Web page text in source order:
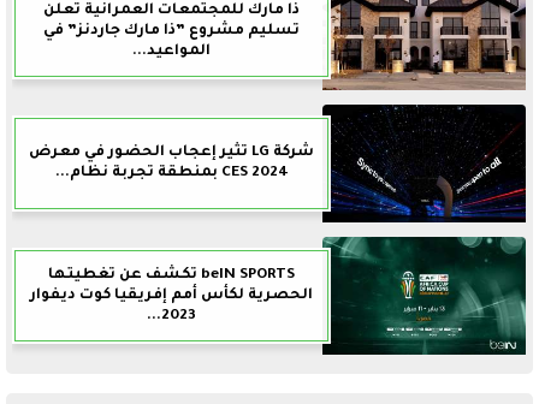
ذا مارك للمجتمعات العمرانية تعلن
تسليم مشروع ”ذا مارك جاردنز” في
المواعيد...
شركة LG تثير إعجاب الحضور في معرض
CES 2024 بمنطقة تجربة نظام...
beIN SPORTS تكشف عن تغطيتها
الحصرية لكأس أمم إفريقيا كوت ديفوار
2023...